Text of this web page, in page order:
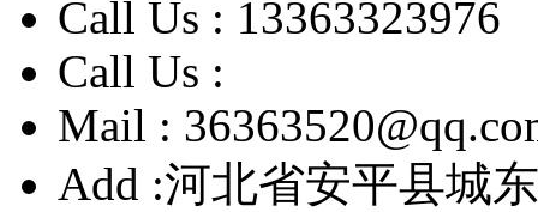
Call Us : 13363323976
Call Us :
Mail :
Add :河北省安平县城